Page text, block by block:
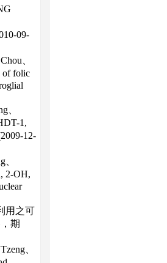
09-
、
of folic
、
1,
12-
2-OH,
用之可
期
、